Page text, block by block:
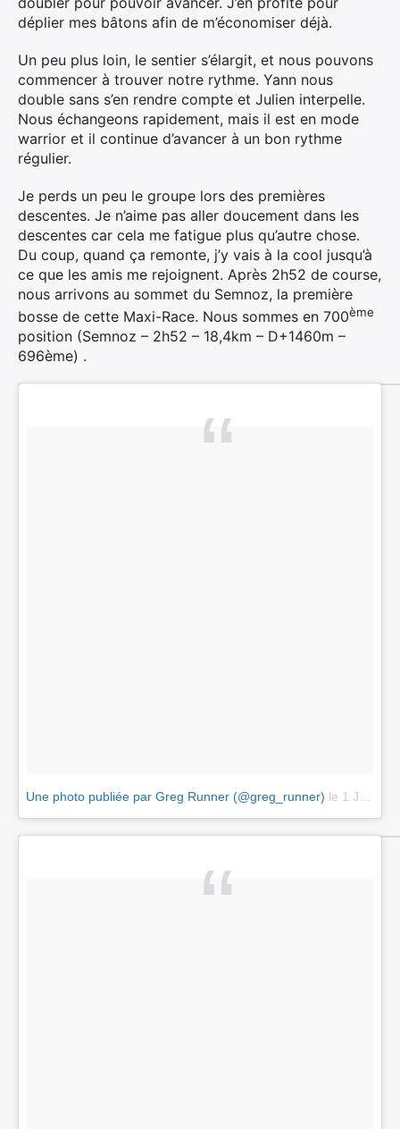
déplier mes bâtons afin de m’économiser déjà.
Un peu plus loin, le sentier s’élargit, et nous pouvons
commencer à trouver notre rythme. Yann nous
double sans s’en rendre compte et Julien interpelle.
Nous échangeons rapidement, mais il est en mode
warrior et il continue d’avancer à un bon rythme
régulier.
Je perds un peu le groupe lors des premières
descentes. Je n’aime pas aller doucement dans les
descentes car cela me fatigue plus qu’autre chose.
Du coup, quand ça remonte, j’y vais à la cool jusqu’à
ce que les amis me rejoignent. Après 2h52 de course,
nous arrivons au sommet du Semnoz, la première
bosse de cette Maxi-Race. Nous sommes en 700ème
position (Semnoz – 2h52 – 18,4km – D+1460m –
696ème) .
Une photo publiée par Greg Runner (@greg_runner) le 1 Juin 2015 à 0h34 PDT